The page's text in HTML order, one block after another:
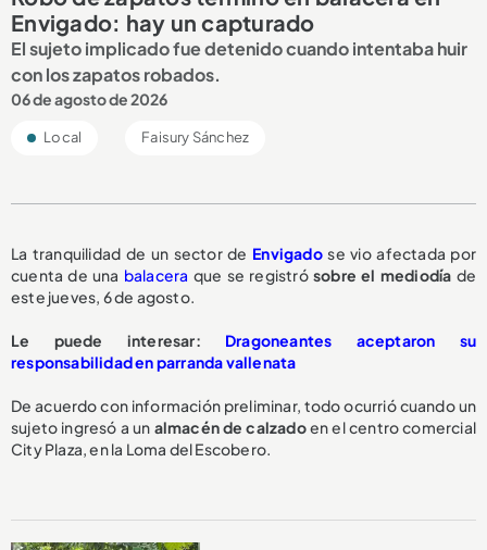
Envigado: hay un capturado
El sujeto implicado fue detenido cuando intentaba huir
con los zapatos robados.
06 de agosto de 2026
Local Faisury Sánchez
La tranquilidad de un sector de Envigadose vio afectada por
cuenta de una balacera que se registró sobre el mediodía de
este jueves, 6 de agosto.
Le puede interesar: Dragoneantes aceptaron su
responsabilidad en parranda vallenata
De acuerdo con información preliminar, todo ocurrió cuando un
sujeto ingresó a un almacén de calzadoen el centro comercial
City Plaza, en la Loma del Escobero.